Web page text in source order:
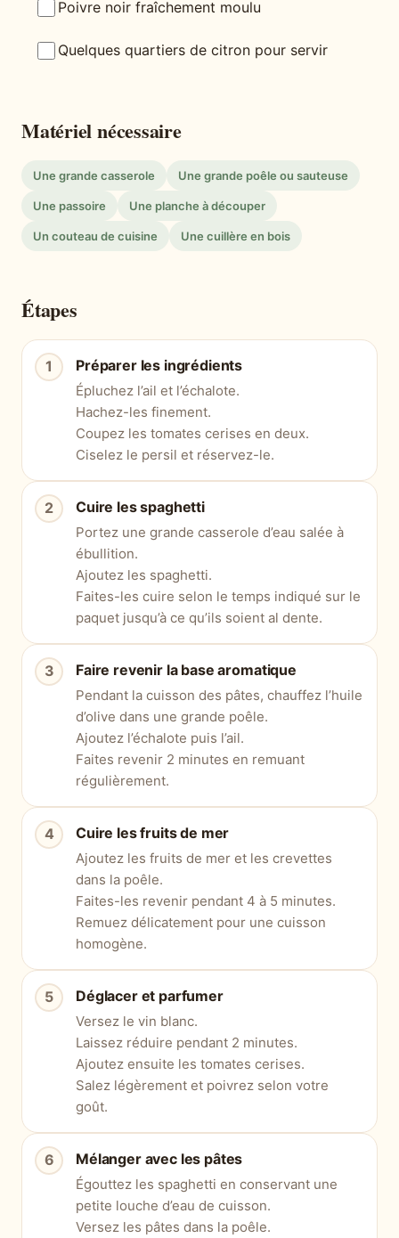
Poivre noir fraîchement moulu
Quelques quartiers de citron pour servir
Matériel nécessaire
Une grande casserole Une grande poêle ou sauteuse
Une passoire Une planche à découper
Un couteau de cuisine Une cuillère en bois
Étapes
Préparer les ingrédients
Épluchez l’ail et l’échalote.
Hachez-les finement.
Coupez les tomates cerises en deux.
Ciselez le persil et réservez-le.
Cuire les spaghetti
Portez une grande casserole d’eau salée à
ébullition.
Ajoutez les spaghetti.
Faites-les cuire selon le temps indiqué sur le
paquet jusqu’à ce qu’ils soient al dente.
Faire revenir la base aromatique
Pendant la cuisson des pâtes, chauffez l’huile
d’olive dans une grande poêle.
Ajoutez l’échalote puis l’ail.
Faites revenir 2 minutes en remuant
régulièrement.
Cuire les fruits de mer
Ajoutez les fruits de mer et les crevettes
dans la poêle.
Faites-les revenir pendant 4 à 5 minutes.
Remuez délicatement pour une cuisson
homogène.
Déglacer et parfumer
Versez le vin blanc.
Laissez réduire pendant 2 minutes.
Ajoutez ensuite les tomates cerises.
Salez légèrement et poivrez selon votre
goût.
Mélanger avec les pâtes
Égouttez les spaghetti en conservant une
petite louche d’eau de cuisson.
Versez les pâtes dans la poêle.